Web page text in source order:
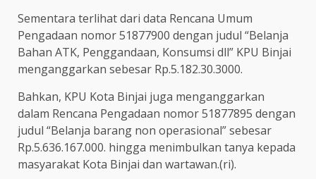
Sementara terlihat dari data Rencana Umum
Pengadaan nomor 51877900 dengan judul “Belanja
Bahan ATK, Penggandaan, Konsumsi dll” KPU Binjai
menganggarkan sebesar Rp.5.182.30.3000.
Bahkan, KPU Kota Binjai juga menganggarkan
dalam Rencana Pengadaan nomor 51877895 dengan
judul “Belanja barang non operasional” sebesar
Rp.5.636.167.000. hingga menimbulkan tanya kepada
masyarakat Kota Binjai dan wartawan.(ri).